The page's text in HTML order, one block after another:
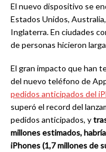
El nuevo dispositivo se
Estados Unidos,
Inglaterra. En ciudades
de personas hicieron
El gran impacto que han
del nuevo teléfono de
pedidos anticipados del
superó el record del
pedidos anticipados, y
millones estimados,
iPhones (1,7 millones de